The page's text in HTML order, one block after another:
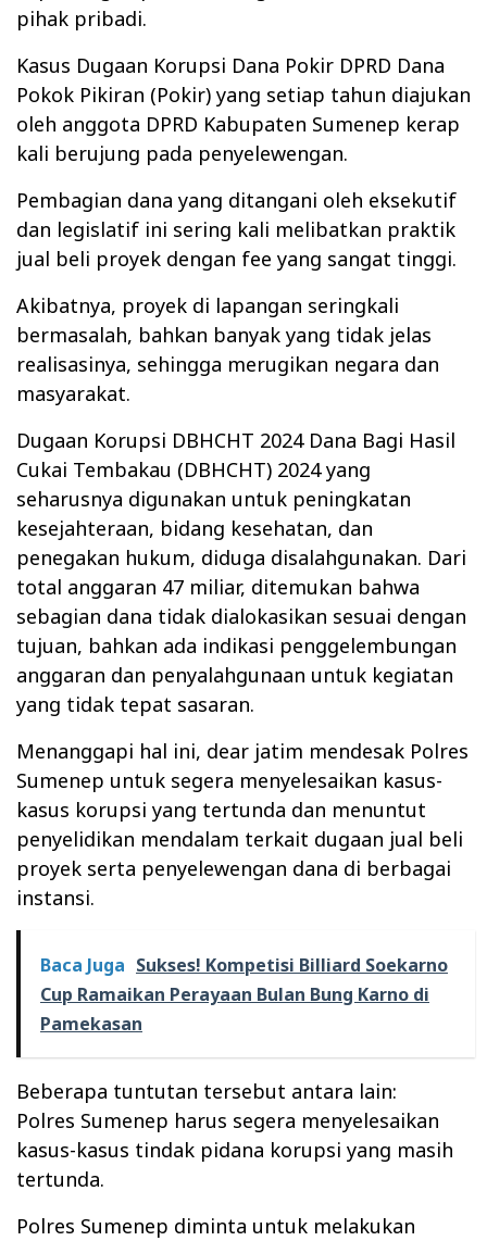
pihak pribadi.
Kasus Dugaan Korupsi Dana Pokir DPRD Dana
Pokok Pikiran (Pokir) yang setiap tahun diajukan
oleh anggota DPRD Kabupaten Sumenep kerap
kali berujung pada penyelewengan.
Pembagian dana yang ditangani oleh eksekutif
dan legislatif ini sering kali melibatkan praktik
jual beli proyek dengan fee yang sangat tinggi.
Akibatnya, proyek di lapangan seringkali
bermasalah, bahkan banyak yang tidak jelas
realisasinya, sehingga merugikan negara dan
masyarakat.
Dugaan Korupsi DBHCHT 2024 Dana Bagi Hasil
Cukai Tembakau (DBHCHT) 2024 yang
seharusnya digunakan untuk peningkatan
kesejahteraan, bidang kesehatan, dan
penegakan hukum, diduga disalahgunakan. Dari
total anggaran 47 miliar, ditemukan bahwa
sebagian dana tidak dialokasikan sesuai dengan
tujuan, bahkan ada indikasi penggelembungan
anggaran dan penyalahgunaan untuk kegiatan
yang tidak tepat sasaran.
Menanggapi hal ini, dear jatim mendesak Polres
Sumenep untuk segera menyelesaikan kasus-
kasus korupsi yang tertunda dan menuntut
penyelidikan mendalam terkait dugaan jual beli
proyek serta penyelewengan dana di berbagai
instansi.
Baca Juga Sukses! Kompetisi Billiard Soekarno
Cup Ramaikan Perayaan Bulan Bung Karno di
Pamekasan
Beberapa tuntutan tersebut antara lain:
Polres Sumenep harus segera menyelesaikan
kasus-kasus tindak pidana korupsi yang masih
tertunda.
Polres Sumenep diminta untuk melakukan